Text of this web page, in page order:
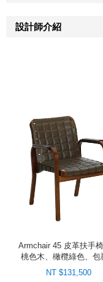
設計師介紹
Armchair 45 皮革扶手
桃色木、橄欖綠色、包
手）
NT $131,500